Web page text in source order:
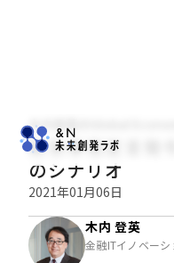
木内登英のGlobal
緊急事態宣言発
のシナリオ
2021年01月06日
木内 登英
金融ITイノベー